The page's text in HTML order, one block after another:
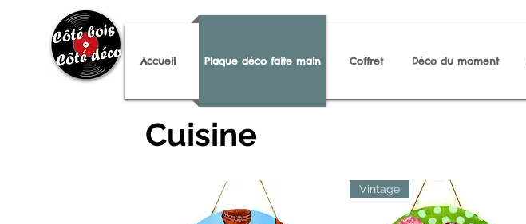
Accueil Plaque déco faite main Coffret Déco du moment
Cuisine
Vintage